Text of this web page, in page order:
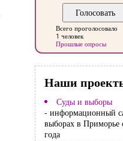
Всего проголосовало
1 человек
Прошлые опросы
Наши
Суды и выборы
- информационный
выборах в Приморье
года